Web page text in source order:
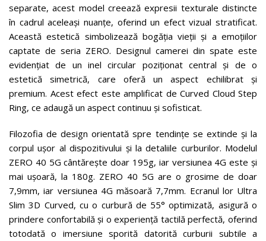
separate, acest model creează expresii texturale distincte
în cadrul aceleași nuanțe, oferind un efect vizual stratificat.
Această estetică simbolizează bogăția vieții și a emoțiilor
captate de seria ZERO. Designul camerei din spate este
evidențiat de un inel circular poziționat central și de o
estetică simetrică, care oferă un aspect echilibrat și
premium. Acest efect este amplificat de Curved Cloud Step
Ring, ce adaugă un aspect continuu și sofisticat.
Filozofia de design orientată spre tendințe se extinde și la
corpul ușor al dispozitivului și la detaliile curburilor. Modelul
ZERO 40 5G cântărește doar 195g, iar versiunea 4G este și
mai ușoară, la 180g. ZERO 40 5G are o grosime de doar
7,9mm, iar versiunea 4G măsoară 7,7mm. Ecranul lor Ultra
Slim 3D Curved, cu o curbură de 55° optimizată, asigură o
prindere confortabilă și o experiență tactilă perfectă, oferind
totodată o imersiune sporită datorită curburii subtile a